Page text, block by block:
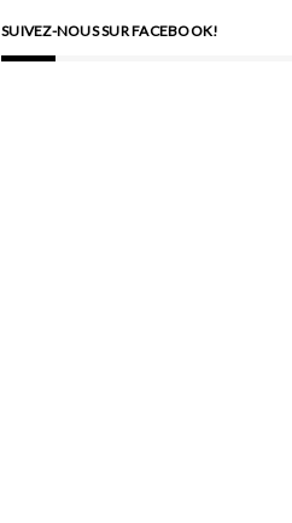
SUIVEZ-NOUS SUR FACEBOOK!